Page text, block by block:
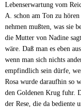
Lebenserwartung vom
A. schon am Ton zu hören
nehmen mußten, was sie
die Mutter von Nadine
wäre. Daß man es eben
wenn man sich nichts
empfindlich sein dürfe,
Rosa wurde daraufhin so
den Goldenen Krug fuhr.
der Rese, die da bediente